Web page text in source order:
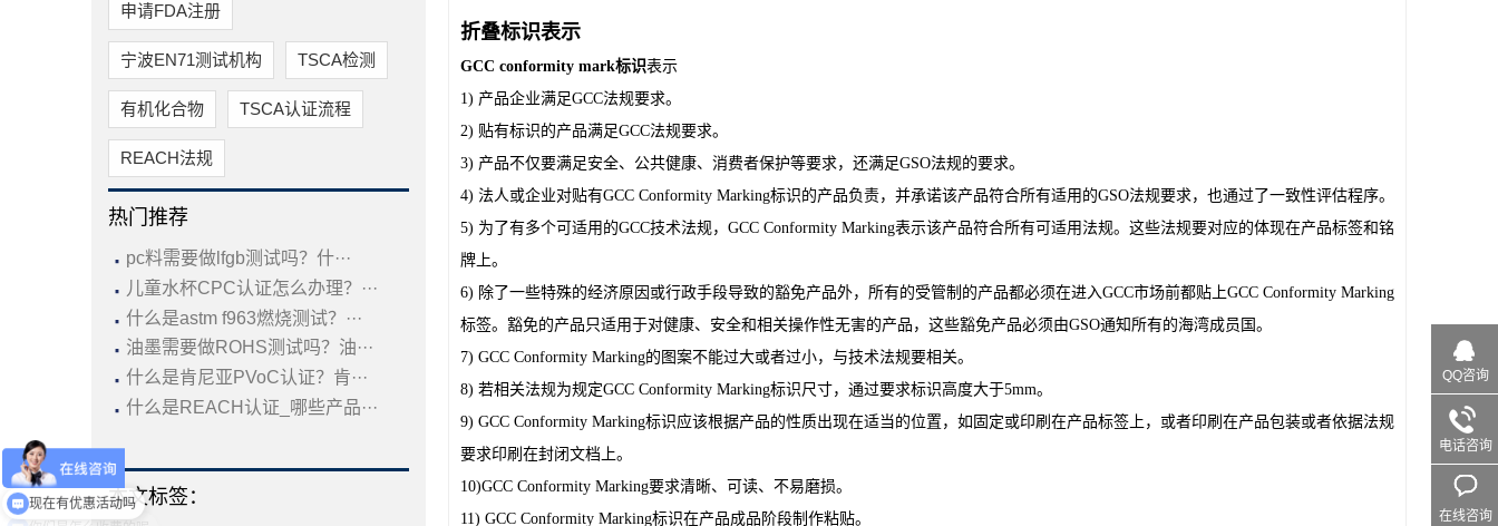
申请FDA注册
宁波EN71测试机构 TSCA检测
有机化合物 TSCA认证流程
REACH法规
热门推荐
· pc料需要做lfgb测试吗？什···
· 儿童水杯CPC认证怎么办理？···
· 什么是astm f963燃烧测试？···
· 油墨需要做ROHS测试吗？油···
· 什么是肯尼亚PVoC认证？肯···
· 什么是REACH认证_哪些产品···
本文标签：
折叠标识表示
GCC conformity mark标识表示
1) 产品企业满足GCC法规要求。
2) 贴有标识的产品满足GCC法规要求。
3) 产品不仅要满足安全、公共健康、消费者保护等要求，还满足GSO法规的要求。
4) 法人或企业对贴有GCC Conformity Marking标识的产品负责，并承诺该产品符合所有适用的GSO法规要求，也通过了一致性评估程序。
5) 为了有多个可适用的GCC技术法规，GCC Conformity Marking表示该产品符合所有可适用法规。这些法规要对应的体现在产品标签和铭
牌上。
6) 除了一些特殊的经济原因或行政手段导致的豁免产品外，所有的受管制的产品都必须在进入GCC市场前都贴上GCC Conformity Marking
标签。豁免的产品只适用于对健康、安全和相关操作性无害的产品，这些豁免产品必须由GSO通知所有的海湾成员国。
7) GCC Conformity Marking的图案不能过大或者过小，与技术法规要相关。
8) 若相关法规为规定GCC Conformity Marking标识尺寸，通过要求标识高度大于5mm。
9) GCC Conformity Marking标识应该根据产品的性质出现在适当的位置，如固定或印刷在产品标签上，或者印刷在产品包装或者依据法规
要求印刷在封闭文档上。
10)GCC Conformity Marking要求清晰、可读、不易磨损。
11) GCC Conformity Marking标识在产品成品阶段制作粘贴。
QQ咨询
电话咨询
在线咨询
现在有优惠活动吗